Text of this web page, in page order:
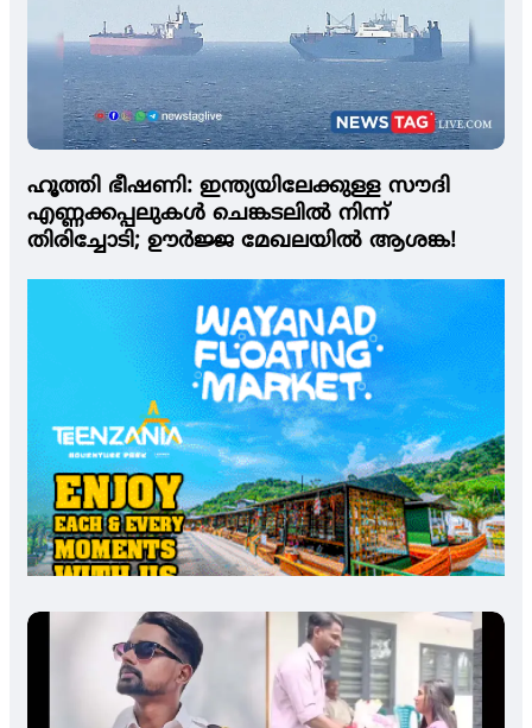
ഹൂത്തി ഭീഷണി: ഇന്ത്യയിലേക്കുള്ള സൗദി
എണ്ണക്കപ്പലുകള്‍ ചെങ്കടലില്‍ നിന്ന്
തിരിച്ചോടി; ഊര്‍ജ്ജ മേഖലയില്‍ ആശങ്ക!